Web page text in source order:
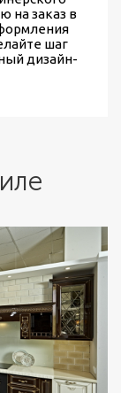
на заказ в
шаг
дизайн-